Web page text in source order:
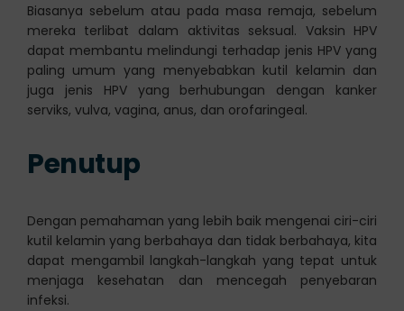
Biasanya sebelum atau pada masa remaja, sebelum
mereka terlibat dalam aktivitas seksual. Vaksin HPV
dapat membantu melindungi terhadap jenis HPV yang
paling umum yang menyebabkan kutil kelamin dan
juga jenis HPV yang berhubungan dengan kanker
serviks, vulva, vagina, anus, dan orofaringeal.
Penutup
Dengan pemahaman yang lebih baik mengenai ciri-ciri
kutil kelamin yang berbahaya dan tidak berbahaya, kita
dapat mengambil langkah-langkah yang tepat untuk
menjaga kesehatan dan mencegah penyebaran
infeksi.